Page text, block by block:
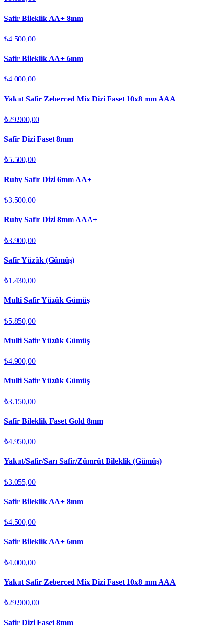
Safir Bileklik AA+ 8mm
₺4.500,00
Safir Bileklik AA+ 6mm
₺4.000,00
Yakut Safir Zeberced Mix Dizi Faset 10x8 mm AAA
₺29.900,00
Safir Dizi Faset 8mm
₺5.500,00
Ruby Safir Dizi 6mm AA+
₺3.500,00
Ruby Safir Dizi 8mm AAA+
₺3.900,00
Safir Yüzük (Gümüş)
₺1.430,00
Multi Safir Yüzük Gümüş
₺5.850,00
Multi Safir Yüzük Gümüş
₺4.900,00
Multi Safir Yüzük Gümüş
₺3.150,00
Safir Bileklik Faset Gold 8mm
₺4.950,00
Yakut/Safir/Sarı Safir/Zümrüt Bileklik (Gümüş)
₺3.055,00
Safir Bileklik AA+ 8mm
₺4.500,00
Safir Bileklik AA+ 6mm
₺4.000,00
Yakut Safir Zeberced Mix Dizi Faset 10x8 mm AAA
₺29.900,00
Safir Dizi Faset 8mm